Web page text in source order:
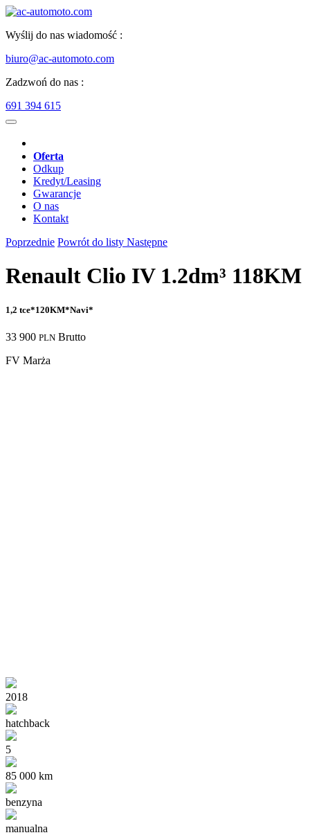
Wyślij do nas wiadomość :
biuro@ac-automoto.com
Zadzwoń do nas :
691 394 615
Oferta
Odkup
Kredyt/Leasing
Gwarancje
O nas
Kontakt
Poprzednie Powrót do listy Następne
Renault Clio IV 1.2dm³ 118KM
1,2 tce*120KM*Navi*
33 900 PLN Brutto
FV Marża
2018
hatchback
5
85 000 km
benzyna
manualna